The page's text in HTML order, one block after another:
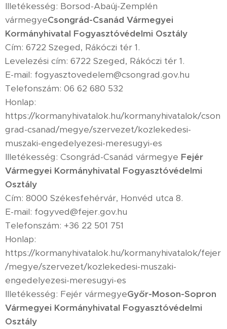
Illetékesség: Borsod-Abaúj-Zemplén
vármegyeCsongrád-Csanád Vármegyei
Kormányhivatal Fogyasztóvédelmi Osztály
Cím: 6722 Szeged, Rákóczi tér 1.
Levelezési cím: 6722 Szeged, Rákóczi tér 1.
E-mail: fogyasztovedelem@csongrad.gov.hu
Telefonszám: 06 62 680 532
Honlap:
https://kormanyhivatalok.hu/kormanyhivatalok/cson
grad-csanad/megye/szervezet/kozlekedesi-
muszaki-engedelyezesi-meresugyi-es
Illetékesség: Csongrád-Csanád vármegye Fejér
Vármegyei Kormányhivatal Fogyasztóvédelmi
Osztály
Cím: 8000 Székesfehérvár, Honvéd utca 8.
E-mail: fogyved@fejer.gov.hu
Telefonszám: +36 22 501 751
Honlap:
https://kormanyhivatalok.hu/kormanyhivatalok/fejer
/megye/szervezet/kozlekedesi-muszaki-
engedelyezesi-meresugyi-es
Illetékesség: Fejér vármegyeGyőr-Moson-Sopron
Vármegyei Kormányhivatal Fogyasztóvédelmi
Osztály